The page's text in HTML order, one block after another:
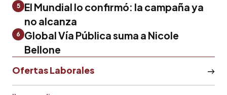
5
El Mundial lo confirmó: la campaña ya
no alcanza
6
Global Vía Pública suma a Nicole
Bellone
Ofertas Laborales